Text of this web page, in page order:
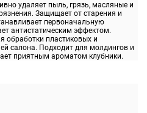
удаляет пыль, грязь, масляные и
Защищает от старения и
первоначальную
антистатическим эффектом.
обработки пластиковых и
салона. Подходит для молдингов и
приятным ароматом клубники.